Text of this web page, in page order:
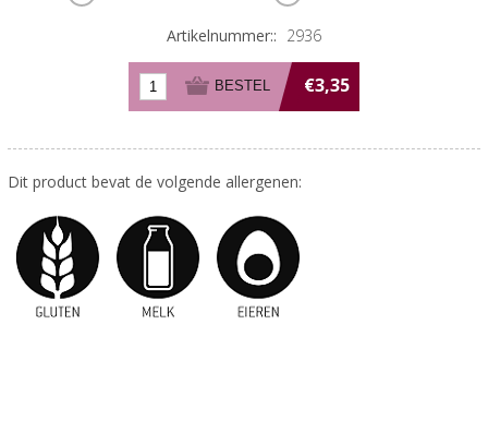
Artikelnummer:: 2936
€3,35
Dit product bevat de volgende allergenen: